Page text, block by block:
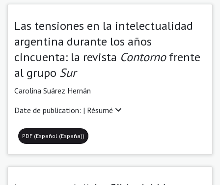
Las tensiones en la intelectualidad
argentina durante los años
cincuenta: la revista Contornofrente
al grupo Sur
Carolina Suárez Hernán
Date de publication: | Résumé
PDF (Español (España))